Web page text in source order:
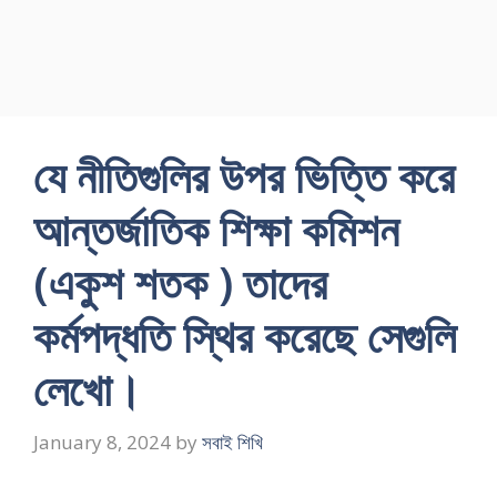
যে নীতিগুলির উপর ভিত্তি করে
আন্তর্জাতিক শিক্ষা কমিশন
(একুশ শতক ) তাদের
কর্মপদ্ধতি স্থির করেছে সেগুলি
লেখো।
January 8, 2024 by সবাই শিখি